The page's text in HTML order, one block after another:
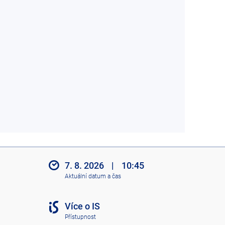
7. 8. 2026 | 10:45
Aktuální datum a čas
Více o IS
Přístupnost